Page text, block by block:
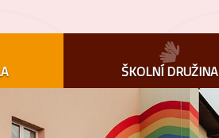
ŠKOLNÍ DRUŽINA